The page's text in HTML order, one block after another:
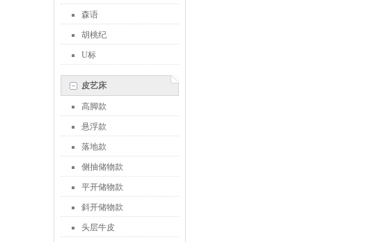
森语
胡桃纪
U标
皮艺床
高脚款
悬浮款
落地款
侧抽储物款
平开储物款
斜开储物款
头层牛皮